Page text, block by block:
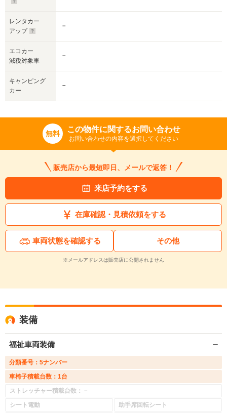
レンタカー
アップ
－
エコカー
減税対象車
－
キャンピング
カー
－
無料 この物件に関するお問い合わせ
お問い合わせの内容を選択してください
販売店から最短即日、メールで返答！
来店予約をする
在庫確認・見積依頼をする
車両状態を確認する その他
※メールアドレスは販売店に公開されません
装備
福祉車両装備
分類番号：5ナンバー
車椅子積載台数：1台
ストレッチャー積載台数：－
シート電動
助手席回転シート